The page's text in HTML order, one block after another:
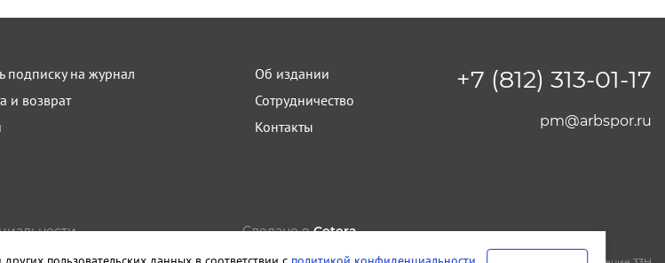
подписку на журнал
и возврат
Об издании
Сотрудничество
Контакты
+7 (812) 313-01-17
pm@arbspor.ru
Сделано вCetera